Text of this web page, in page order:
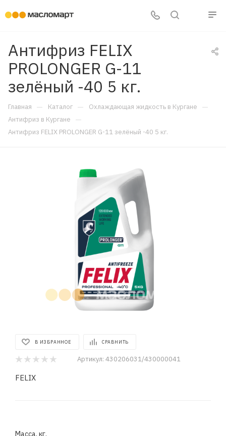
Антифриз FELIX
PROLONGER G-11
зелёный -40 5 кг.
Главная — Каталог — Охлаждающая жидкость в Кургане —
Антифриз в Кургане —
Антифриз FELIX PROLONGER G-11 зелёный -40 5 кг.
В ИЗБРАННОЕ СРАВНИТЬ
Артикул: 430206031/430000041
FELIX
Масса, кг.